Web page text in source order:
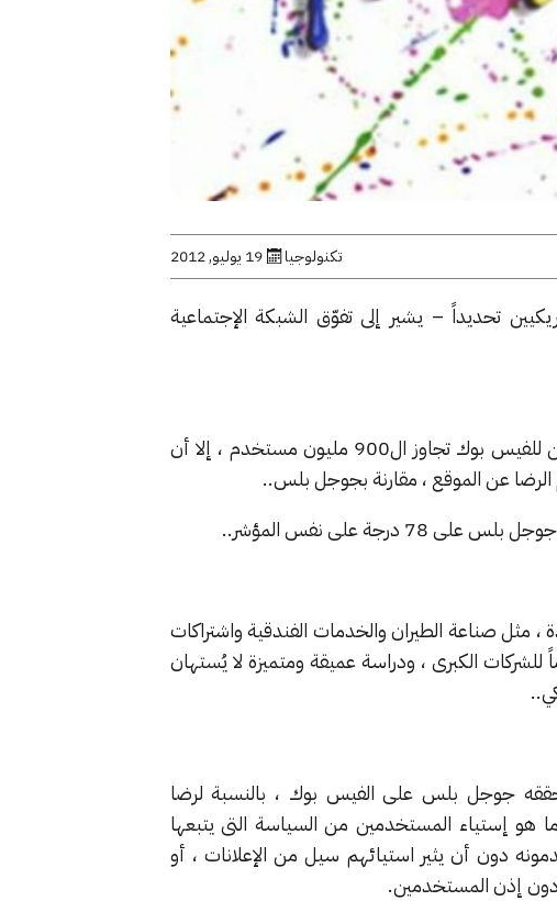
تكنولوجيا 19 يوليو, 2012
تحديداً – يشير إلى تفوّق الشبكة الإجتماعية
وأشارت الدراسة انه ، وعلى الرغم من أن عدد المستخدمين للفيس بوك تجاوز ال900 مليون مستخدم ، إلا أن
الرضا عن الموقع ، مقارنة بجوجل بلس..
مثل صناعة الطيران والخدمات الفندقية واشتراكات
الكبرى ، ودراسة عميقة ومتميزة لا يُستهان
جوجل بلس على الفيس بوك ، بالنسبة لرضا
إستياء المستخدمين من السياسة التى يتبعها
دون أن يثير استيائهم سيل من الإعلانات ، أو
إذن المستخدمين.